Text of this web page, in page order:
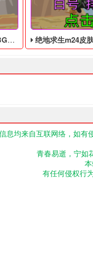
服将于8月正式测试。这
吃鸡黑号开发商
绝地求生m24皮肤价格表
息均来自互联网络，如
青春易逝，宁如
有任何侵权行